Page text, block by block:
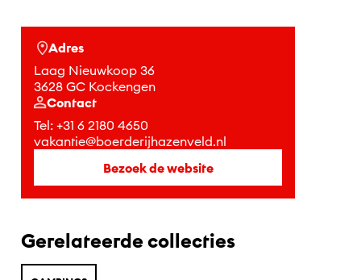
Adres
Laag Nieuwkoop 36
3628 GC Kockengen
Contact
Tel: +31 6 2180 4650
vakantie@boerderijhazenveld.nl
Bezoek de website
Gerelateerde collecties